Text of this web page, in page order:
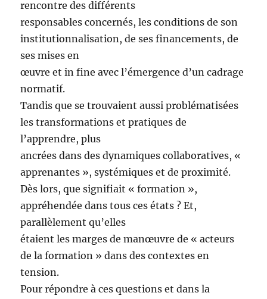
rencontre des différents
responsables concernés, les conditions de son
institutionnalisation, de ses financements, de
ses mises en
œuvre et in fine avec l’émergence d’un cadrage
normatif.
Tandis que se trouvaient aussi problématisées
les transformations et pratiques de
l’apprendre, plus
ancrées dans des dynamiques collaboratives, «
apprenantes », systémiques et de proximité.
Dès lors, que signifiait « formation »,
appréhendée dans tous ces états ? Et,
parallèlement qu’elles
étaient les marges de manœuvre de « acteurs
de la formation » dans des contextes en
tension.
Pour répondre à ces questions et dans la